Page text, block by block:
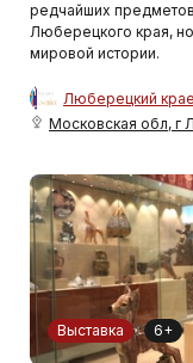
редчайших
Люберецкого края,
мировой истории.
Люберецкий
Московская обл, г
Выставка 6+